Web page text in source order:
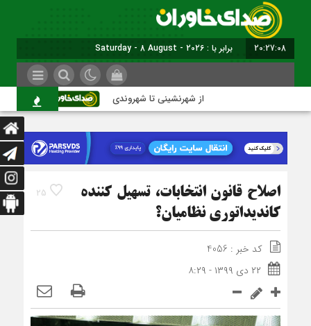
20:27:09 برابر با : Saturday - 8 August - 2026
از شهرنشینی تا شهروندی اصناف در
25
اصلاح قانون انتخابات، تسهیل کننده
کاندیداتوری نظامیان؟
کد خبر : 4056
۲۲ دی ۱۳۹۹ - ۸:۲۹